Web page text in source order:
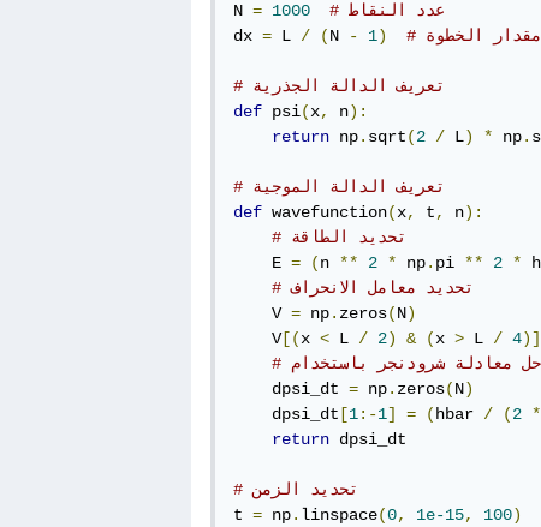
N = 1000
# عدد النقاط
dx = L / (N - 1) مقدار الخطوة
# تعريف الدالة الجذرية
def psi(x, n):
return np. sqrt(2 / L) * np.
# تعريف الدالة الموجية
def wavefunction(x, t, n):
# تحديد الطاقة
    E
= (n ** 2 * np. pi ** 2 *
# تحديد معامل الانحراف
    V
= np. zeros(N)
    V
[(x < L / 2) & (x > L / 4)]
    dpsi_dt
= np. zeros(N)
    dpsi_dt
[1:-1] = (hbar / (2 *
return dpsi_dt
# تحديد الزمن
t = np. linspace(0, 1e-15, 100)